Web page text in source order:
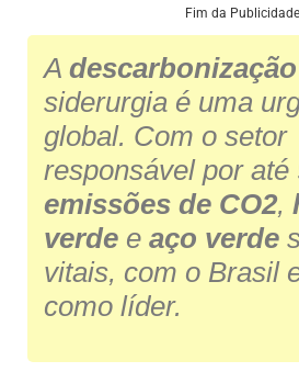
s
A
p
p
e
b
o
o
k
e
dI
n
ai
l
ar
e
Fim da Publicidade
A descarbonização
siderurgia é uma
global. Com o setor
responsável por até
emissões de CO2,
verde e aço verde
vitais, com o Brasil
como líder.